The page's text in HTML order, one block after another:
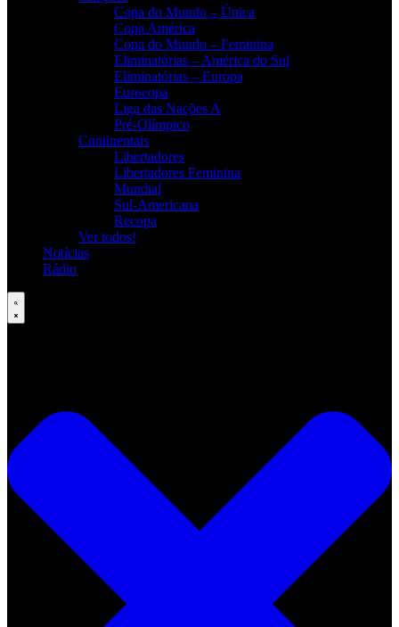
Copa do Mundo – Única
Copa América
Copa do Mundo – Feminina
Eliminatórias – América do Sul
Eliminatórias – Europa
Eurocopa
Liga das Nações A
Pré-Olímpico
Continentais
Libertadores
Libertadores Feminina
Mundial
Sul-Americana
Recopa
Ver todos!
Notícias
Rádio